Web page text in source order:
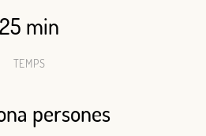
25 min
TEMPS
persones